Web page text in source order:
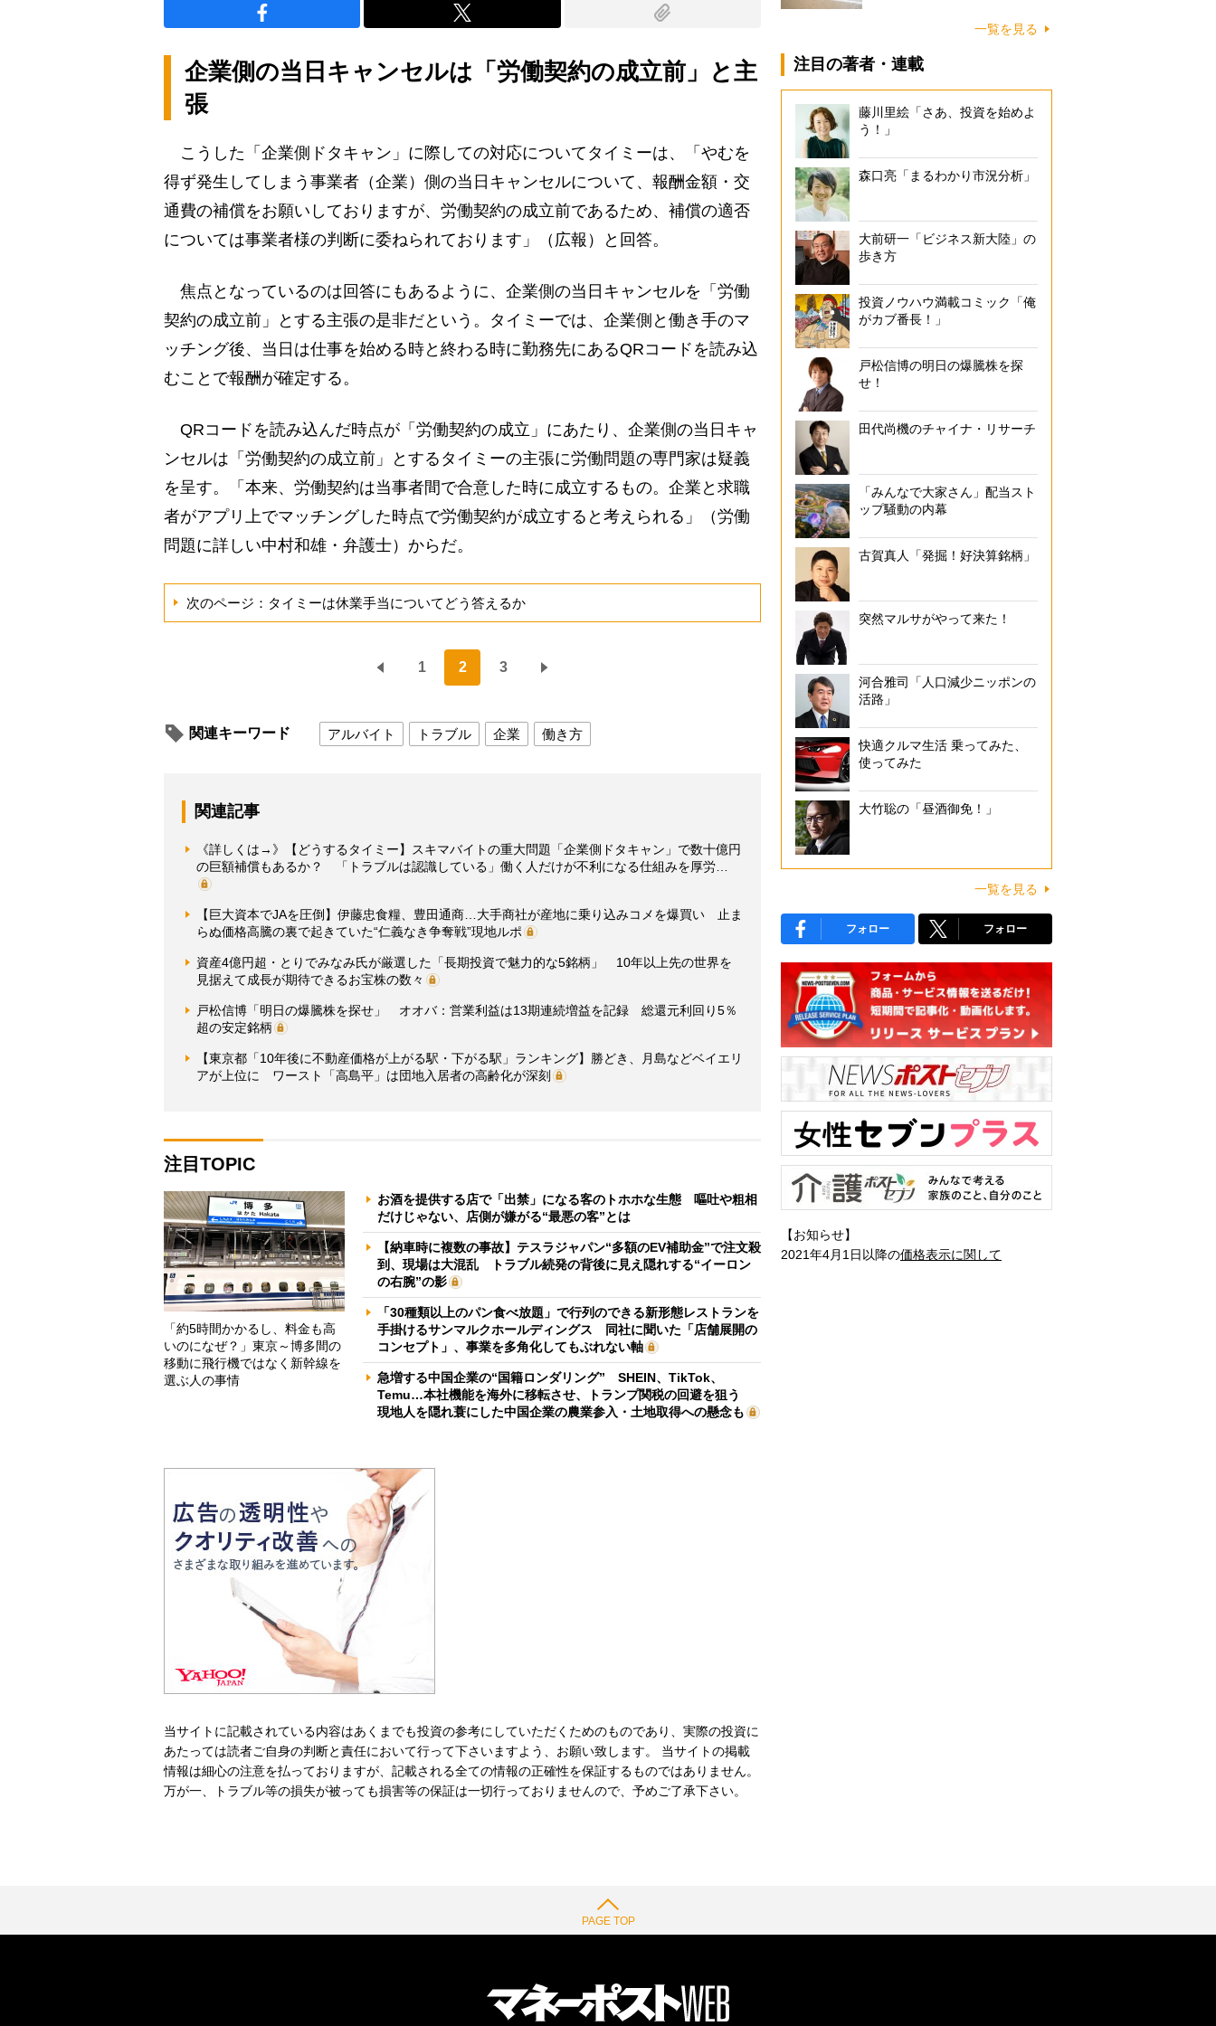
企業側の当日キャンセルは「労働契約の成立前」と主
張
こうした「企業側ドタキャン」に際しての対応についてタイミーは、「やむを
得ず発生してしまう事業者（企業）側の当日キャンセルについて、報酬金額・交
通費の補償をお願いしておりますが、労働契約の成立前であるため、補償の適否
については事業者様の判断に委ねられております」（広報）と回答。
焦点となっているのは回答にもあるように、企業側の当日キャンセルを「労働
契約の成立前」とする主張の是非だという。タイミーでは、企業側と働き手のマ
ッチング後、当日は仕事を始める時と終わる時に勤務先にあるQRコードを読み込
むことで報酬が確定する。
QRコードを読み込んだ時点が「労働契約の成立」にあたり、企業側の当日キャ
ンセルは「労働契約の成立前」とするタイミーの主張に労働問題の専門家は疑義
を呈す。「本来、労働契約は当事者間で合意した時に成立するもの。企業と求職
者がアプリ上でマッチングした時点で労働契約が成立すると考えられる」（労働
問題に詳しい中村和雄・弁護士）からだ。
次のページ：タイミーは休業手当についてどう答えるか
1 2 3
関連キーワード アルバイト トラブル 企業 働き方
関連記事
《詳しくは→》【どうするタイミー】スキマバイトの重大問題「企業側ドタキャン」で数十億円
の巨額補償もあるか？ 「トラブルは認識している」働く人だけが不利になる仕組みを厚労…
【巨大資本でJAを圧倒】伊藤忠食糧、豊田通商…大手商社が産地に乗り込みコメを爆買い 止ま
らぬ価格高騰の裏で起きていた“仁義なき争奪戦”現地ルポ
資産4億円超・とりでみなみ氏が厳選した「長期投資で魅力的な5銘柄」 10年以上先の世界を
見据えて成長が期待できるお宝株の数々
戸松信博「明日の爆騰株を探せ」 オオバ：営業利益は13期連続増益を記録 総還元利回り5％
超の安定銘柄
【東京都「10年後に不動産価格が上がる駅・下がる駅」ランキング】勝どき、月島などベイエリ
アが上位に ワースト「高島平」は団地入居者の高齢化が深刻
注目TOPIC
「約5時間かかるし、料金も高
いのになぜ？」東京～博多間の
移動に飛行機ではなく新幹線を
選ぶ人の事情
お酒を提供する店で「出禁」になる客のトホホな生態 嘔吐や粗相
だけじゃない、店側が嫌がる“最悪の客”とは
【納車時に複数の事故】テスラジャパン“多額のEV補助金”で注文殺
到、現場は大混乱 トラブル続発の背後に見え隠れする“イーロン
の右腕”の影
「30種類以上のパン食べ放題」で行列のできる新形態レストランを
手掛けるサンマルクホールディングス 同社に聞いた「店舗展開の
コンセプト」、事業を多角化してもぶれない軸
急増する中国企業の“国籍ロンダリング” SHEIN、TikTok、
Temu…本社機能を海外に移転させ、トランプ関税の回避を狙う
現地人を隠れ蓑にした中国企業の農業参入・土地取得への懸念も
当サイトに記載されている内容はあくまでも投資の参考にしていただくためのものであり、実際の投資に
あたっては読者ご自身の判断と責任において行って下さいますよう、お願い致します。 当サイトの掲載
情報は細心の注意を払っておりますが、記載される全ての情報の正確性を保証するものではありません。
万が一、トラブル等の損失が被っても損害等の保証は一切行っておりませんので、予めご了承下さい。
一覧を見る
注目の著者・連載
藤川里絵「さあ、投資を始めよ
う！」
森口亮「まるわかり市況分析」
大前研一「ビジネス新大陸」の
歩き方
投資ノウハウ満載コミック「俺
がカブ番長！」
戸松信博の明日の爆騰株を探
せ！
田代尚機のチャイナ・リサーチ
「みんなで大家さん」配当スト
ップ騒動の内幕
古賀真人「発掘！好決算銘柄」
突然マルサがやって来た！
河合雅司「人口減少ニッポンの
活路」
快適クルマ生活 乗ってみた、
使ってみた
大竹聡の「昼酒御免！」
一覧を見る
フォロー フォロー
【お知らせ】
2021年4月1日以降の価格表示に関して
PAGE TOP